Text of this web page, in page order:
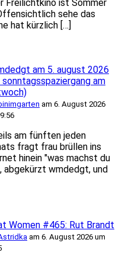
Freilichtkino ist Sommer
sehe das
hat kürzlich […]
am 5. august 2026
am
am 6. August 2026
am fünften jeden
fragt frau brüllen ins
hinein "was machst du
abgekürzt wmdedgt, und
Women #465: Rut Brandt
am 6. August 2026 um